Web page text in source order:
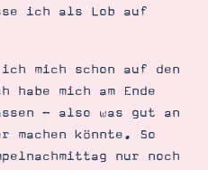
ich als Lob auf
mich schon auf den
habe mich am Ende
- also was gut an
machen könnte. So
nur noch